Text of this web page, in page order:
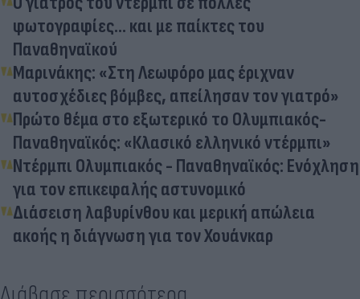
φωτογραφίες... και με παίκτες του
Παναθηναϊκού
Μαρινάκης: «Στη Λεωφόρο μας έριχναν
αυτοσχέδιες βόμβες, απείλησαν τον γιατρό»
Πρώτο θέμα στο εξωτερικό το Ολυμπιακός-
Παναθηναϊκός: «Κλασικό ελληνικό ντέρμπι»
Ντέρμπι Ολυμπιακός - Παναθηναϊκός: Ενόχληση
για τον επικεφαλής αστυνομικό
Διάσειση λαβυρίνθου και μερική απώλεια
ακοής η διάγνωση για τον Χουάνκαρ